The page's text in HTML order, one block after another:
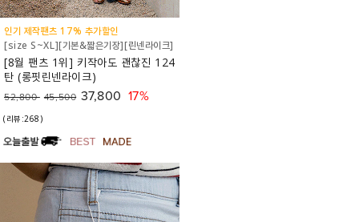
인기 제작팬츠 17% 추가할인
[size S~XL][기본&짧은기장][린넨라이크]
[8월 팬츠 1위] 키작아도 괜찮진 124
탄 (롱핏린넨라이크)
52,800 45,500 37,800 17%
(리뷰:268)